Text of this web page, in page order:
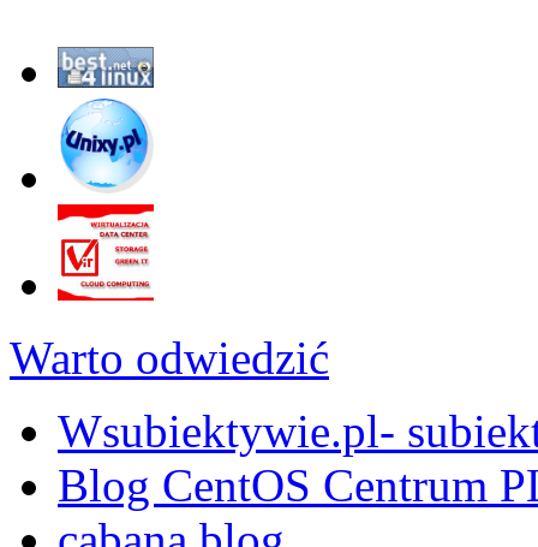
Warto odwiedzić
Wsubiektywie.pl-
Blog CentOS Centrum